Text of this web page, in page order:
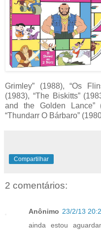
Grimley” (1988), “Os
(1983), “The Biskitts”
and the Golden Lance”
“Thundarr O Bárbaro”
Compartilhar
2 comentários:
Anônimo 23/2/13
ainda estou